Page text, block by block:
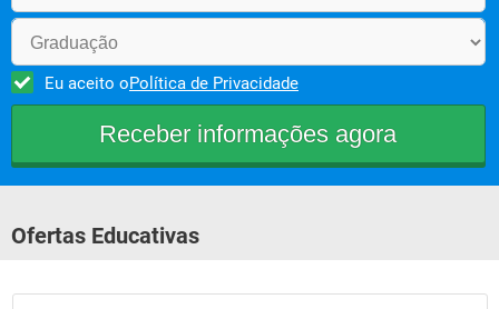
Eu aceito oPolítica de Privacidade
Ofertas Educativas